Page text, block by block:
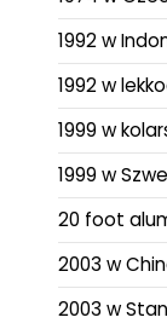
1992 w
1992 w
1999 w
1999 w
20 foot
2003 w
2003 w